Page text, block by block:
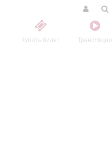
Купить билет Трансляции